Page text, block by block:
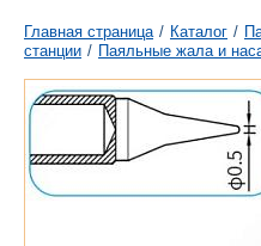
Главная страница / Каталог /
станции / Паяльные жала и